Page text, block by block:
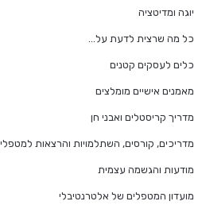
יוגה ומדיטציה
כל מה שרצית לדעת על…
כלים לעסקים קטנים
מאמנים אישיים מומלצים
מדריך קריסטלים ואבני חן
מדריכים, קורסים, השתלמויות והרצאות
מודעות והגשמה עצמית
מועדון המטפלים של אלטרנטיבלי